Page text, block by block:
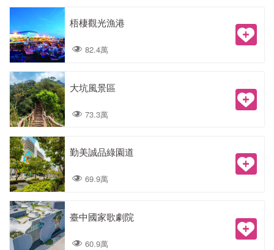
梧棲觀光漁港
82.4萬
大坑風景區
73.3萬
勤美誠品綠園道
69.9萬
臺中國家歌劇院
60.9萬